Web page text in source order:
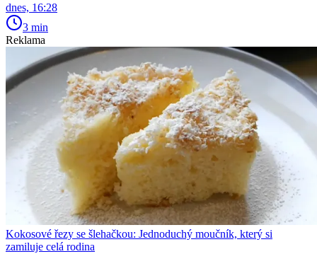
dnes, 16:28
3 min
Reklama
Kokosové řezy se šlehačkou: Jednoduchý moučník, který si
zamiluje celá rodina